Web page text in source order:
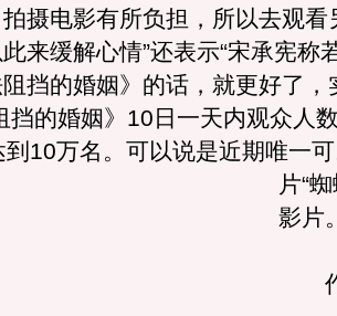
摄电影有所负担，所以去观看
来缓解心情”还表示“宋承宪称
挡的婚姻》的话，就更好了，
挡的婚姻》10日一天内观众人
10万名。 可以说是近期唯一
片“
影片
作